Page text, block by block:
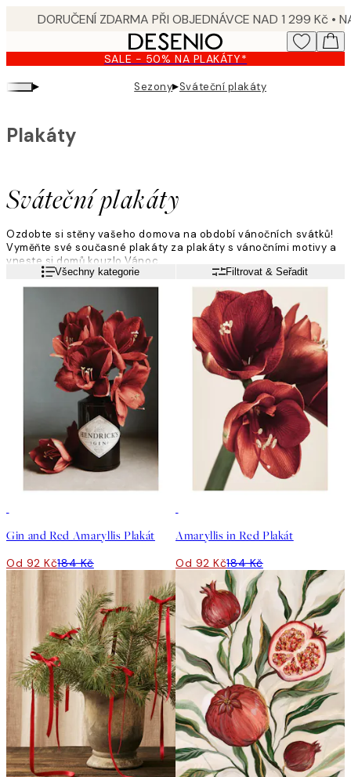
content.
SALE - 50% NA PLAKÁTY*
▸ Sezony▸Sváteční plakáty
Sváteční plakáty
Plakáty
Ozdobte si stěny vašeho domova na období vánočních svátků!
Vyměňte své současné plakáty za plakáty s vánočními motivy a
vneste si domů kouzlo Vánoc.
Přečtěte si víceVšechny kategorie Filtrovat & Seřadit
Gin and Red Amaryllis Plakát
Od 92 Kč184 Kč
Amaryllis in Red Plakát
Od 92 Kč184 Kč